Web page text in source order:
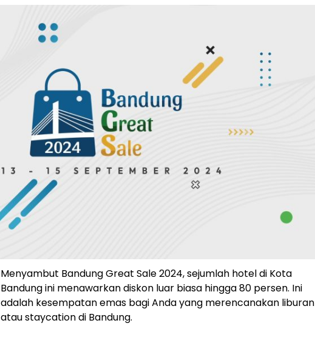
Menyambut Bandung Great Sale 2024, sejumlah hotel di Kota
Bandung ini menawarkan diskon luar biasa hingga 80 persen. Ini
adalah kesempatan emas bagi Anda yang merencanakan liburan
atau staycation di Bandung.